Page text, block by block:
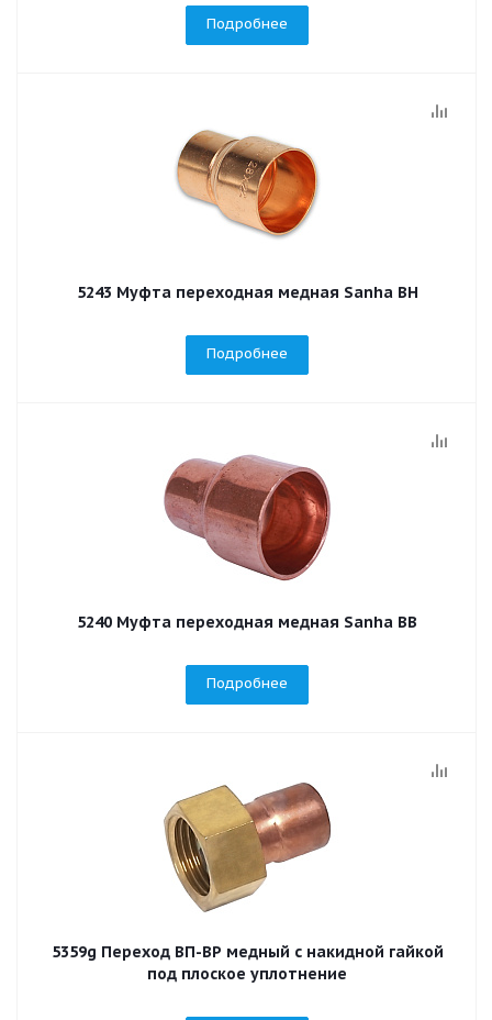
Подробнее
5243 Муфта переходная медная Sanha ВН
Подробнее
5240 Муфта переходная медная Sanha ВВ
Подробнее
5359g Переход ВП-ВР медный с накидной гайкой
под плоское уплотнение